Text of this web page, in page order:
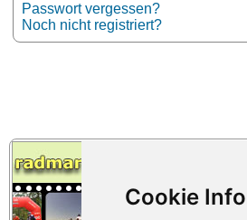
Passwort vergessen?
Noch nicht registriert?